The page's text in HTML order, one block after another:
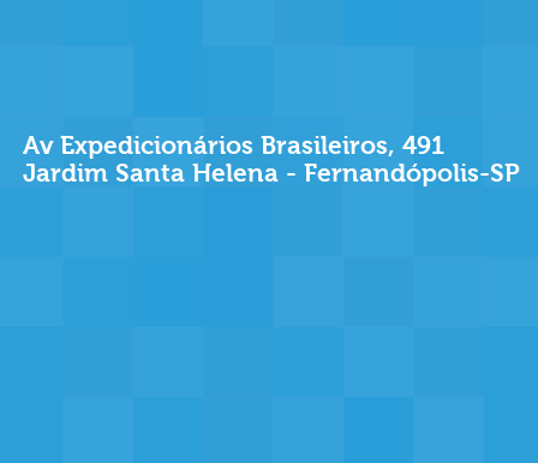
Av Expedicionários Brasileiros, 491
Jardim Santa Helena - Fernandópolis-SP